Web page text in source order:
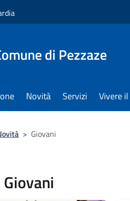
di Pezzaze
Novità Servizi Vivere
> Giovani